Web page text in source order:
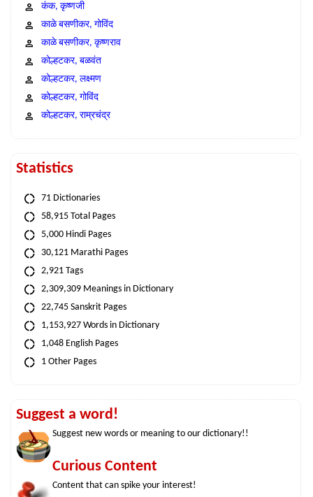
कंक, कृष्णजी
काळे बसणीकर, गोविंद
काळे बसणीकर, कृष्णराव
कोल्हटकर, बळवंत
कोल्हटकर, लक्ष्मण
कोल्हटकर, गोविंद
कोल्हटकर, राम्रचंद्र
Statistics
71 Dictionaries
58,915 Total Pages
5,000 Hindi Pages
30,121 Marathi Pages
2,921 Tags
2,309,309 Meanings in Dictionary
22,745 Sanskrit Pages
1,153,927 Words in Dictionary
1,048 English Pages
1 Other Pages
Suggest a word!
Suggest new words or meaning to our dictionary!!
Curious Content
Content that can spike your interest!